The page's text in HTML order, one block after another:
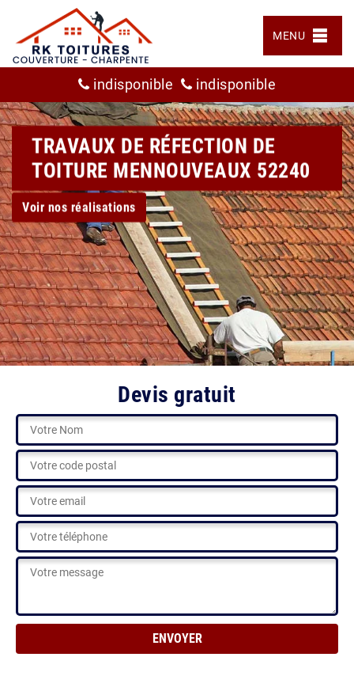
MENU
indisponible indisponible
TRAVAUX DE RÉFECTION DE
TOITURE MENNOUVEAUX 52240
Voir nos réalisations
Devis gratuit